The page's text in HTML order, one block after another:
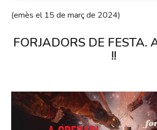
(emès el 15 de març de 2024)
FORJADORS DE FESTA.
!!